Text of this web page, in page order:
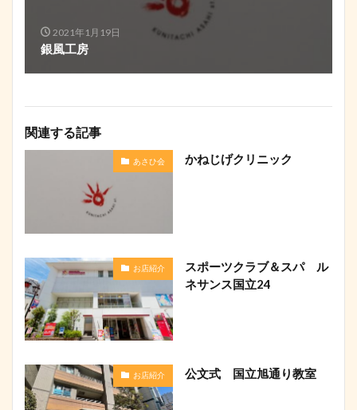
2021年1月19日
銀風工房
関連する記事
あさひ会 かねじげクリニック
お店紹介
スポーツクラブ＆スパ ル
ネサンス国立24
お店紹介 公文式 国立旭通り教室